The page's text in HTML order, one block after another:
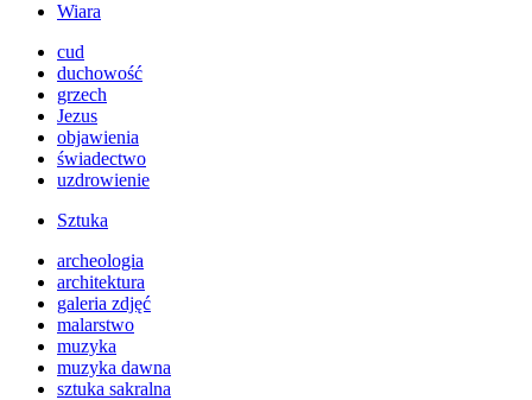
Wiara
cud
duchowość
grzech
Jezus
objawienia
świadectwo
uzdrowienie
Sztuka
archeologia
architektura
galeria zdjęć
malarstwo
muzyka
muzyka dawna
sztuka sakralna